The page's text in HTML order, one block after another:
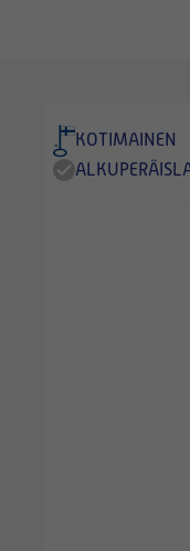
KOTIMAINEN